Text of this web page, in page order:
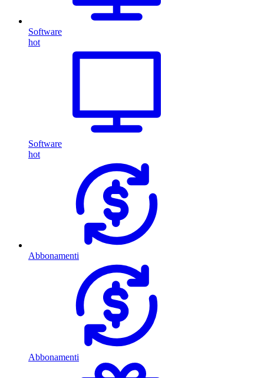
Software
hot
Software
hot
Abbonamenti
Abbonamenti